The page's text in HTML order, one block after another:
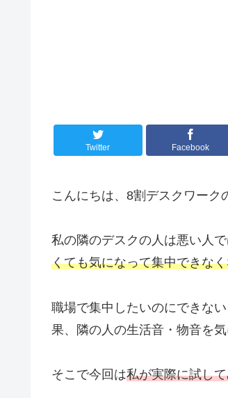
Twitter Facebook
こんにちは、8割デスクワーク
私の隣のデスクの人は悪い人で
くても気になって集中できな
職場で集中したいのにできな
果、隣の人の生活音・物音を
そこで今回は私が実際に試し